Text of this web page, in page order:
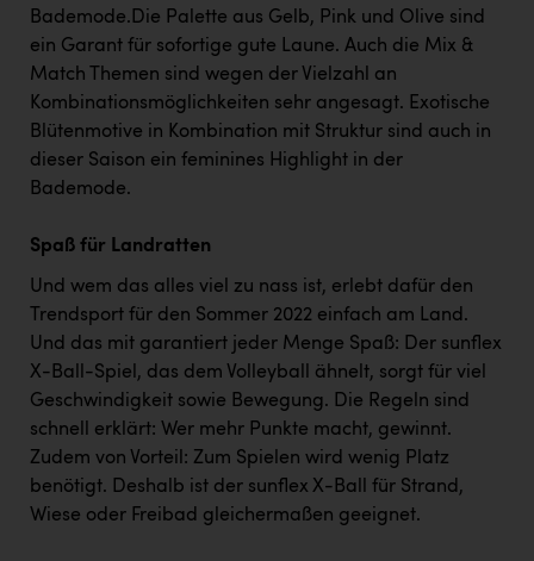
Bademode.Die Palette aus Gelb, Pink und Olive sind
ein Garant für sofortige gute Laune. Auch die Mix &
Match Themen sind wegen der Vielzahl an
Kombinationsmöglichkeiten sehr angesagt. Exotische
Blütenmotive in Kombination mit Struktur sind auch in
dieser Saison ein feminines Highlight in der
Bademode.
Spaß für Landratten
Und wem das alles viel zu nass ist, erlebt dafür den
Trendsport für den Sommer 2022 einfach am Land.
Und das mit garantiert jeder Menge Spaß: Der sunflex
X-Ball-Spiel, das dem Volleyball ähnelt, sorgt für viel
Geschwindigkeit sowie Bewegung. Die Regeln sind
schnell erklärt: Wer mehr Punkte macht, gewinnt.
Zudem von Vorteil: Zum Spielen wird wenig Platz
benötigt. Deshalb ist der sunflex X-Ball für Strand,
Wiese oder Freibad gleichermaßen geeignet.